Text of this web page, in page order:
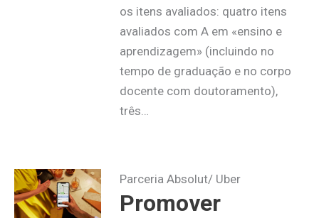
os itens avaliados: quatro itens
avaliados com A em «ensino e
aprendizagem» (incluindo no
tempo de graduação e no corpo
docente com doutoramento),
três…
Parceria Absolut/ Uber
Promover